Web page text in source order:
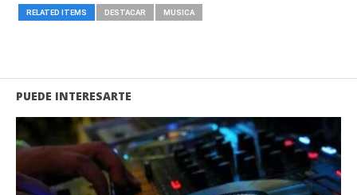
RELATED ITEMS DESTACAR MUSICA
PUEDE INTERESARTE